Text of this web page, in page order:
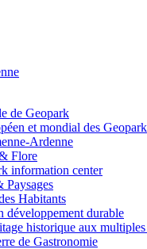
de Geopark
et mondial des
Ardenne
Flore
information center
Paysages
Habitants
développement durable
historique aux multiples
de Gastronomie